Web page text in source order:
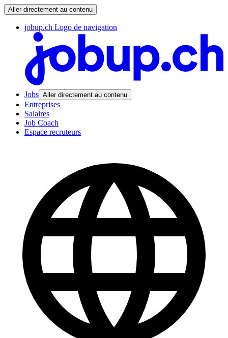
Aller directement au contenu
jobup.ch Logo de navigation
Jobs Aller directement au contenu
Entreprises
Salaires
Job Coach
Espace recruteurs